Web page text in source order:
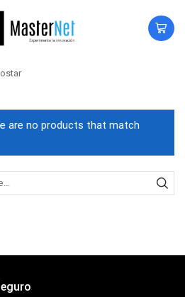
are no products that match